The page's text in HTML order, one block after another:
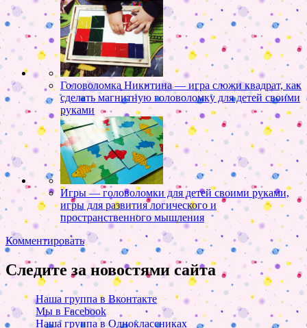
Головоломка Никитина — игра сложи квадрат, как
сделать магнитную головоломку для детей своими
руками
Игры — головоломки для детей своими руками,
игры для развития логического и
пространственного мышления
Комментировать
Следите за новостями сайта
Наша группа в Вконтакте
Мы в Facebook
Наша группа в Одноклассниках